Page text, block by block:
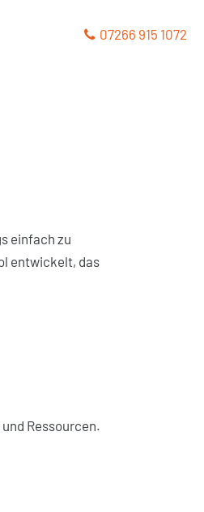
07266 915 1072
einfach zu
entwickelt, das
Ressourcen.